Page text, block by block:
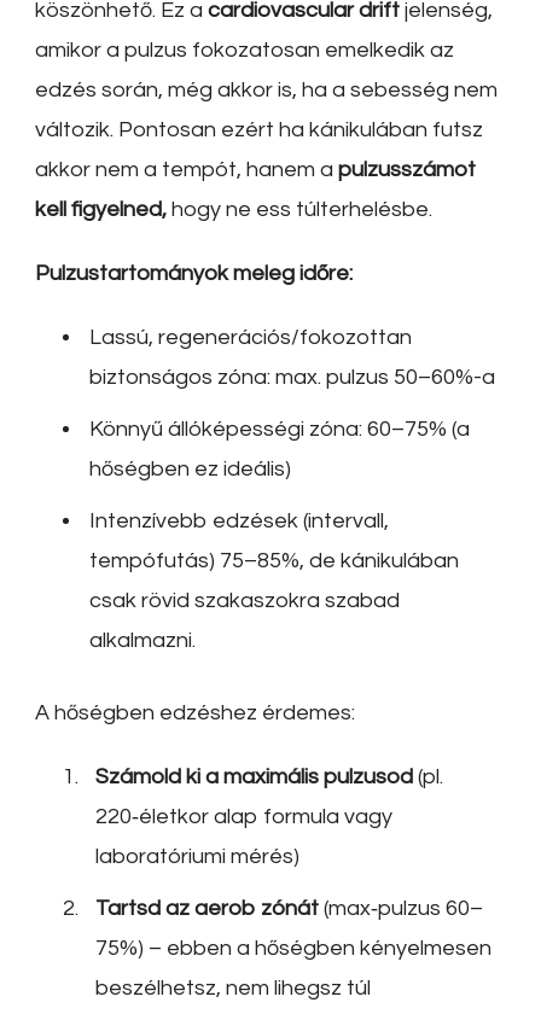
köszönhető. Ez a cardiovascular drift jelenség,
amikor a pulzus fokozatosan emelkedik az
edzés során, még akkor is, ha a sebesség nem
változik. Pontosan ezért ha kánikulában futsz
akkor nem a tempót, hanem a pulzusszámot
kell figyelned, hogy ne ess túlterhelésbe.
Pulzustartományok meleg időre:
Lassú, regenerációs/fokozottan
biztonságos zóna: max. pulzus 50–60%-a
Könnyű állóképességi zóna: 60–75% (a
hőségben ez ideális)
Intenzívebb edzések (intervall,
tempófutás) 75–85%, de kánikulában
csak rövid szakaszokra szabad
alkalmazni.
A hőségben edzéshez érdemes:
Számold ki a maximális pulzusod (pl.
220‑életkor alap formula vagy
laboratóriumi mérés)
Tartsd az aerob zónát (max‑pulzus 60–
75%) – ebben a hőségben kényelmesen
beszélhetsz, nem lihegsz túl